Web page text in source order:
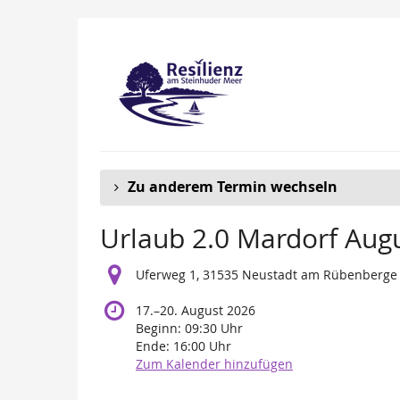
Zu anderem Termin wechseln
Urlaub 2.0 Mardorf
Uferweg 1, 31535 Neustadt am Rübenberge
17.–bis
20. August 2026
Beginn: 09:30 Uhr
Ende: 16:00 Uhr
Zum Kalender hinzufügen